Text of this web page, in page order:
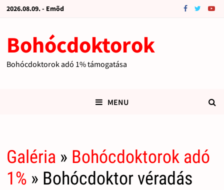
2026.08.09. - Emõd
Bohócdoktorok
Bohócdoktorok adó 1% támogatása
MENU
Galéria » Bohócdoktorok adó
1% » Bohócdoktor véradás